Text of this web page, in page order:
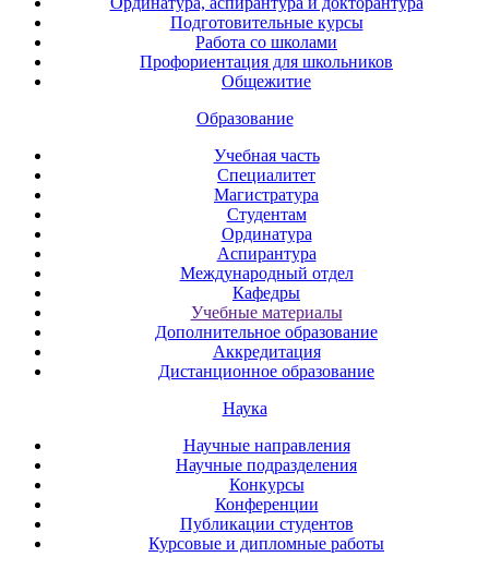
Подготовительные курсы
Работа со школами
Профориентация для школьников
Общежитие
Образование
Учебная часть
Специалитет
Магистратура
Студентам
Ординатура
Аспирантура
Международный отдел
Кафедры
Учебные материалы
Дополнительное образование
Аккредитация
Дистанционное образование
Наука
Научные направления
Научные подразделения
Конкурсы
Конференции
Публикации студентов
Курсовые и дипломные работы